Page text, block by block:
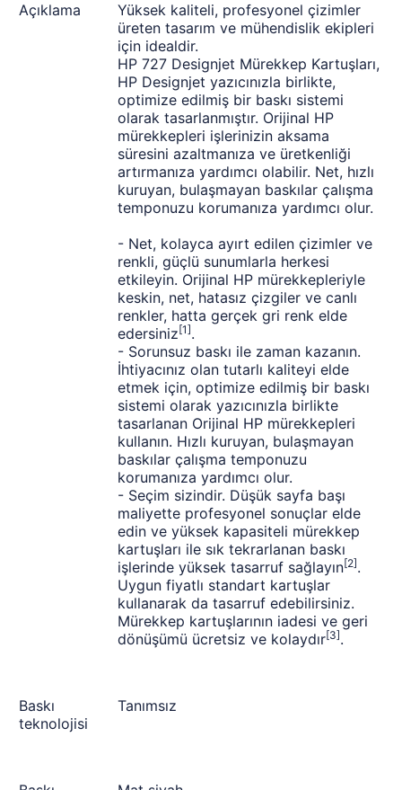
Açıklama
Yüksek kaliteli, profesyonel çizimler
üreten tasarım ve mühendislik ekipleri
için idealdir.
HP 727 Designjet Mürekkep Kartuşları,
HP Designjet yazıcınızla birlikte,
optimize edilmiş bir baskı sistemi
olarak tasarlanmıştır. Orijinal HP
mürekkepleri işlerinizin aksama
süresini azaltmanıza ve üretkenliği
artırmanıza yardımcı olabilir. Net, hızlı
kuruyan, bulaşmayan baskılar çalışma
temponuzu korumanıza yardımcı olur.
- Net, kolayca ayırt edilen çizimler ve
renkli, güçlü sunumlarla herkesi
etkileyin. Orijinal HP mürekkepleriyle
keskin, net, hatasız çizgiler ve canlı
renkler, hatta gerçek gri renk elde
edersiniz[1].
- Sorunsuz baskı ile zaman kazanın.
İhtiyacınız olan tutarlı kaliteyi elde
etmek için, optimize edilmiş bir baskı
sistemi olarak yazıcınızla birlikte
tasarlanan Orijinal HP mürekkepleri
kullanın. Hızlı kuruyan, bulaşmayan
baskılar çalışma temponuzu
korumanıza yardımcı olur.
- Seçim sizindir. Düşük sayfa başı
maliyette profesyonel sonuçlar elde
edin ve yüksek kapasiteli mürekkep
kartuşları ile sık tekrarlanan baskı
işlerinde yüksek tasarruf sağlayın[2].
Uygun fiyatlı standart kartuşlar
kullanarak da tasarruf edebilirsiniz.
Mürekkep kartuşlarının iadesi ve geri
dönüşümü ücretsiz ve kolaydır[3].
Baskı
teknolojisi
Tanımsız